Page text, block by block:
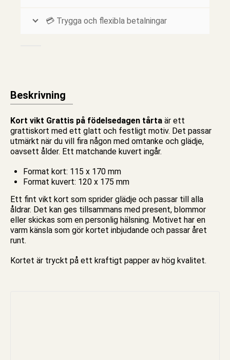
💳 Trygga och flexibla betalningar
Beskrivning
Kort vikt Grattis på födelsedagen tårta är ett
grattiskort med ett glatt och festligt motiv. Det passar
utmärkt när du vill fira någon med omtanke och glädje,
oavsett ålder. Ett matchande kuvert ingår.
Format kort: 115 x 170 mm
Format kuvert: 120 x 175 mm
Ett fint vikt kort som sprider glädje och passar till alla
åldrar. Det kan ges tillsammans med present, blommor
eller skickas som en personlig hälsning. Motivet har en
varm känsla som gör kortet inbjudande och passar året
runt.
Kortet är tryckt på ett kraftigt papper av hög kvalitet.